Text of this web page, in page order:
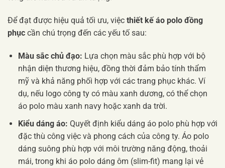
Để đạt được hiệu quả tối ưu, việc thiết kế áo polo đồng
phục cần chú trọng đến các yếu tố sau:
Màu sắc chủ đạo: Lựa chọn màu sắc phù hợp với bộ
nhận diện thương hiệu, đồng thời đảm bảo tính thẩm
mỹ và khả năng phối hợp với các trang phục khác. Ví
dụ, nếu logo công ty có màu xanh dương, có thể chọn
áo polo màu xanh navy hoặc xanh da trời.
Kiểu dáng áo: Quyết định kiểu dáng áo polo phù hợp với
đặc thù công việc và phong cách của công ty. Áo polo
dáng suông phù hợp với môi trường năng động, thoải
mái, trong khi áo polo dáng ôm (slim-fit) mang lại vẻ